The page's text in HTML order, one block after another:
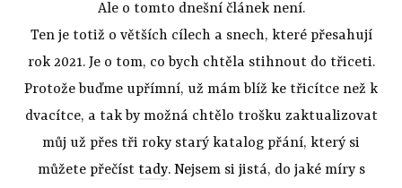
Ale o tomto dnešní článek není.
Ten je totiž o větších cílech a snech, které přesahují
rok 2021. Je o tom, co bych chtěla stihnout do třiceti.
Protože buďme upřímní, už mám blíž ke třicítce než k
dvacítce, a tak by možná chtělo trošku zaktualizovat
můj už přes tři roky starý katalog přání, který si
můžete přečíst tady. Nejsem si jistá, do jaké míry s